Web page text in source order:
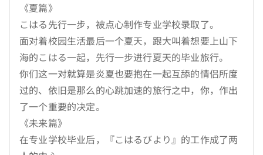
《夏篇》
こはる先行一步，被点心制作专业学校录取了。
面对着校园生活最后一个夏天，跟大叫着想要上山下
海的こはる一起，先行一步进行夏天的毕业旅行。
你们这一对就算是炎夏也要抱在一起互舔的情侣所度
过的、依旧是那么的心跳加速的旅行之中，你，作出
了一个重要的决定。
《未来篇》
在专业学校毕业后，『こはるびより』的工作成了两